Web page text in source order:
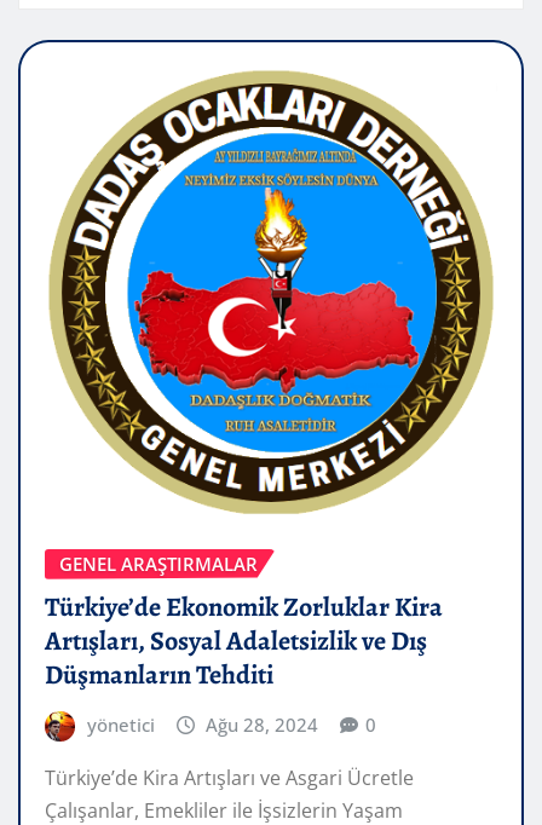
GENEL ARAŞTIRMALAR
Türkiye’de Ekonomik Zorluklar Kira
Artışları, Sosyal Adaletsizlik ve Dış
Düşmanların Tehditi
yönetici Ağu 28, 2024 0
Türkiye’de Kira Artışları ve Asgari Ücretle
Çalışanlar, Emekliler ile İşsizlerin Yaşam